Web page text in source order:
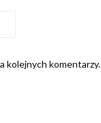
kolejnych komentarzy.